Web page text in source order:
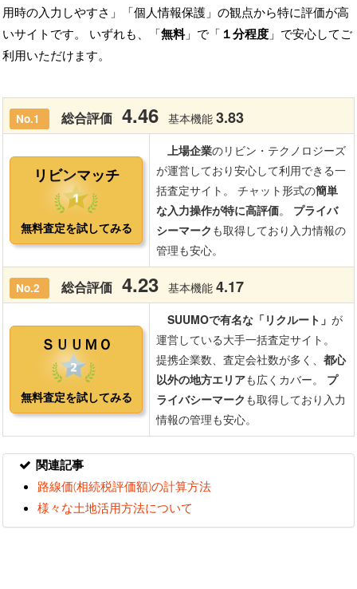
用時の入力しやすさ」「個人情報保護」の観点から特に評価が高
いサイトです。 いずれも、「無料」で「 １分程度 」で安心してご
利用いただけます。
関連記事
路線価(相続税評価額)の計算方法
様々な土地活用方法について